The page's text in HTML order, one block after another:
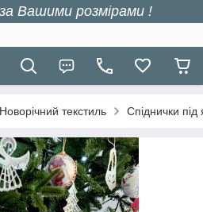
Вашими розмірами !
Новорічний текстиль Спіднички під